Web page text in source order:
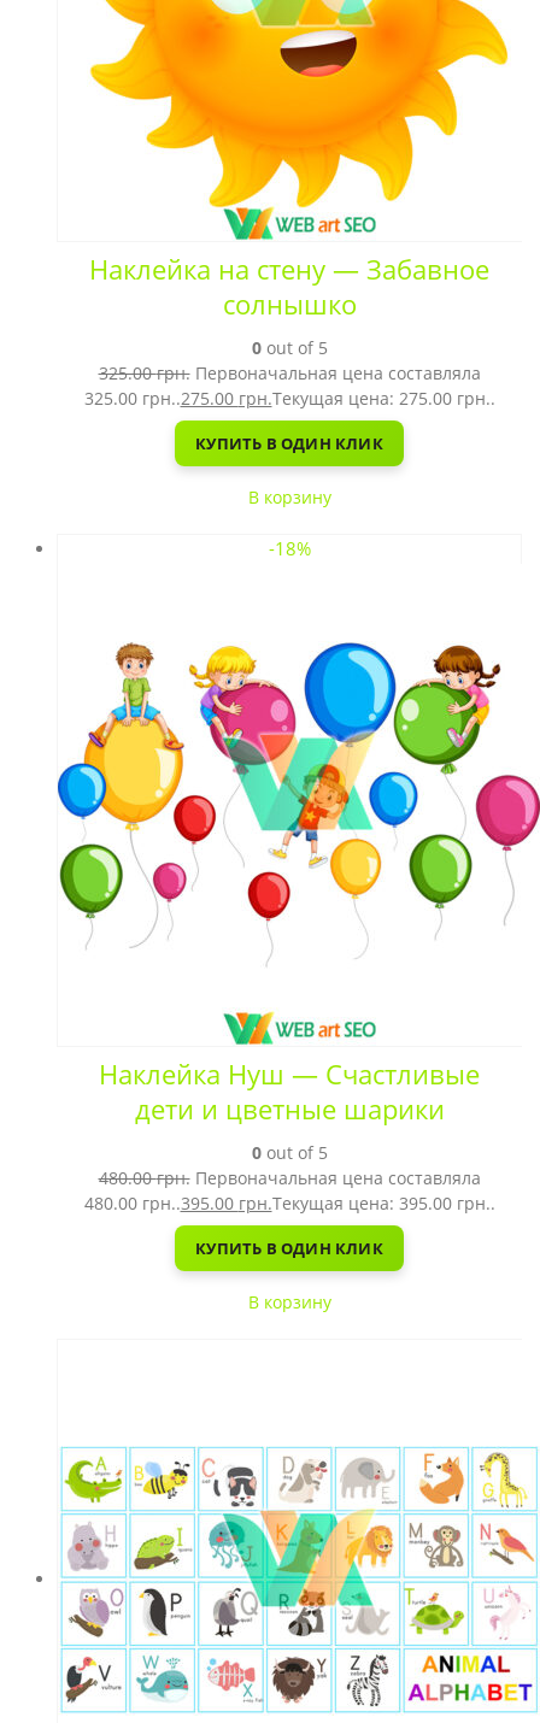
Наклейка на стену — Забавное
солнышко
0out of 5
325.00грн. Первоначальная цена составляла
325.00 грн..275.00 грн.Текущая цена: 275.00 грн..
КУПИТЬ В ОДИН КЛИК
В корзину
-18%
Наклейка Нуш — Счастливые
дети и цветные шарики
0out of 5
480.00грн. Первоначальная цена составляла
480.00 грн..395.00 грн.Текущая цена: 395.00 грн..
КУПИТЬ В ОДИН КЛИК
В корзину